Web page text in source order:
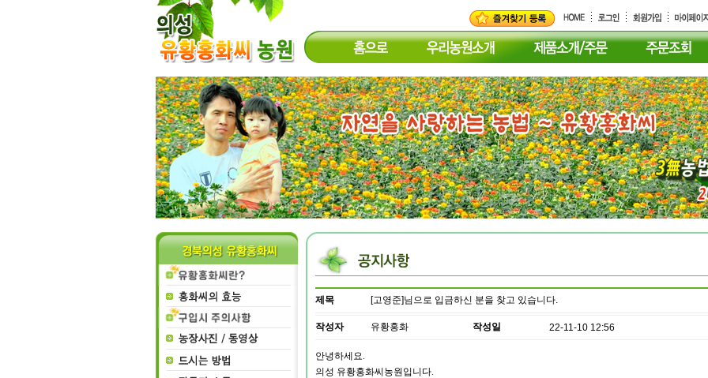
제목 [고영준]님으로 입금하신 분을 찾고 있습니다.
작성자 유황홍화 작성일 22-11-10 12:56
안녕하세요.
의성 유황홍화씨농원입니다.